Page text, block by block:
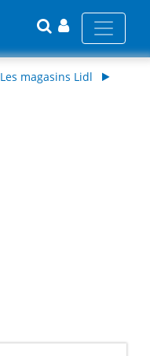
Les magasins Lidl